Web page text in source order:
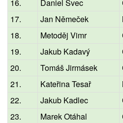
16.
Daniel Švec
17.
Jan Němeček
18.
Metoděj Vimr
19.
Jakub Kadavý
20.
Tomáš Jirmásek
21.
Kateřina Tesař
22.
Jakub Kadlec
23.
Marek Otáhal